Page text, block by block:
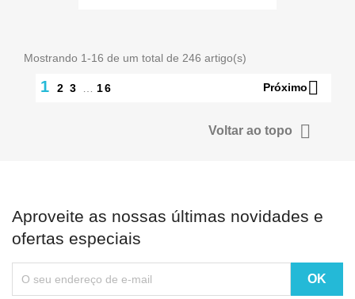
Mostrando 1-16 de um total de 246 artigo(s)
1 2 3 16 Próximo
Voltar ao topo 
Aproveite as nossas últimas novidades e
ofertas especiais